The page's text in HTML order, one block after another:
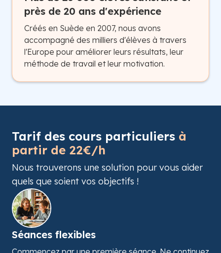
près de 20 ans d'expérience
Créés en Suède en 2007, nous avons
accompagné des milliers d'élèves à travers
l'Europe pour améliorer leurs résultats, leur
méthode de travail et leur motivation.
Tarif des cours particuliers à
partir de 22€/h
Nous trouverons une solution pour vous aider
quels que soient vos objectifs !
Séances flexibles